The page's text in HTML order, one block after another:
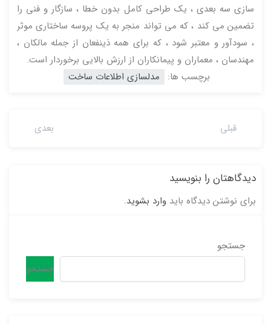
سازی سه بعدی ، یک طراحی کامل بدون خطا ، سازگار و فنی را
تضمین می کند ، که می تواند منجر به یک پروسه ساختاری موثر
، سودآور و معتبر شود ، که برای همه ذینفعان از جمله مالکان ،
مهندسان ، معماران و پیمانکاران از ارزش بالایی برخوردار است.
برچسب ها:
مدلسازی اطلاعات ساخت
قبلی بعدی
دیدگاهتان را بنویسید
برای نوشتن دیدگاه باید وارد بشوید.
جستجو
جستجو